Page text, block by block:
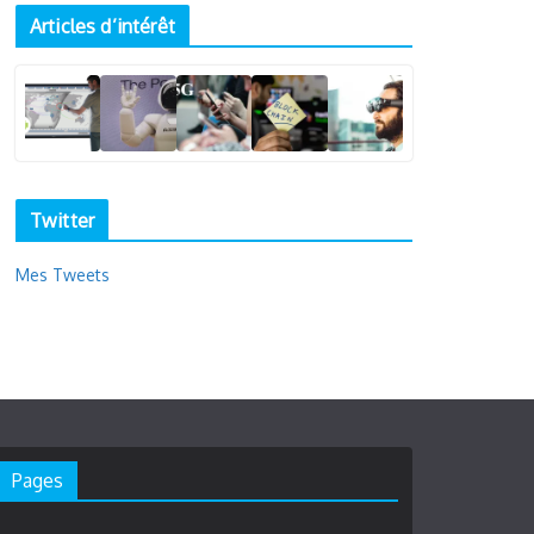
Articles d’intérêt
Twitter
Mes Tweets
Pages